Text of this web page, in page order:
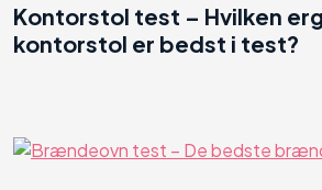
Kontorstol test – Hvilken
kontorstol er bedst i test?